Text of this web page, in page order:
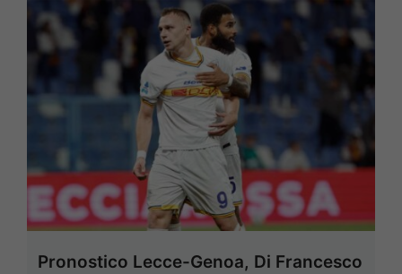
Pronostico Lecce-Genoa, Di Francesco